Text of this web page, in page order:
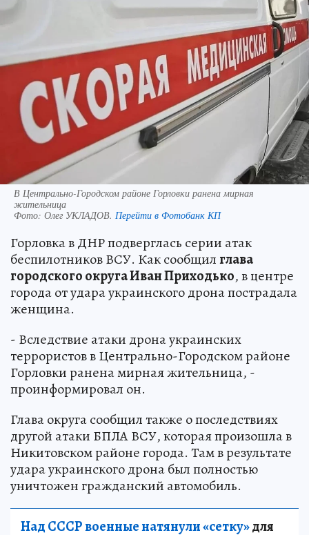
В Центрально-Городском районе Горловки ранена мирная
жительница
Фото: Олег УКЛАДОВ. Перейти в Фотобанк КП
Горловка в ДНР подверглась серии атак
беспилотников ВСУ. Как сообщилглава
городского округа Иван Приходько, в центре
города от удара украинского дрона пострадала
женщина.
- Вследствие атаки дрона украинских
террористов в Центрально-Городском районе
Горловки ранена мирная жительница, -
проинформировал он.
Глава округа сообщил также о последствиях
другой атаки БПЛА ВСУ, которая произошла в
Никитовском районе города. Там в результате
удара украинского дрона был полностью
уничтожен гражданский автомобиль.
Над СССР военные натянули «сетку»для